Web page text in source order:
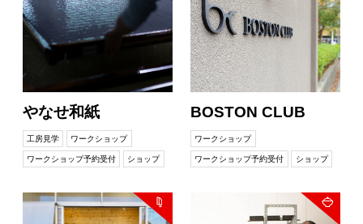
やなせ和紙
工房見学 ワークショップ
ワークショップ予約受付 ショップ
BOSTON CLUB
ワークショップ
ワークショップ予約受付 ショップ